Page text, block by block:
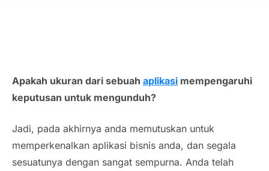
Apakah ukuran dari sebuah aplikasi mempengaruhi
keputusan untuk mengunduh?
Jadi, pada akhirnya anda memutuskan untuk
memperkenalkan aplikasi bisnis anda, dan segala
sesuatunya dengan sangat sempurna. Anda telah